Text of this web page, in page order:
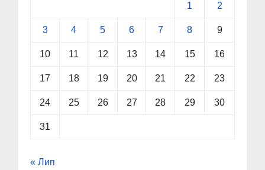
1 2
3 4 5 6 7 8 9
10 11 12 13 14 15 16
17 18 19 20 21 22 23
24 25 26 27 28 29 30
31
« Лип